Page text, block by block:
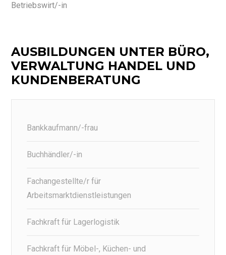
Betriebswirt/-in
AUSBILDUNGEN UNTER BÜRO,
VERWALTUNG HANDEL UND
KUNDENBERATUNG
Bankkaufmann/-frau
Buchhändler/-in
Fachangestellte/r für
Arbeitsmarktdienstleistungen
Fachkraft für Lagerlogistik
Fachkraft für Möbel-, Küchen- und